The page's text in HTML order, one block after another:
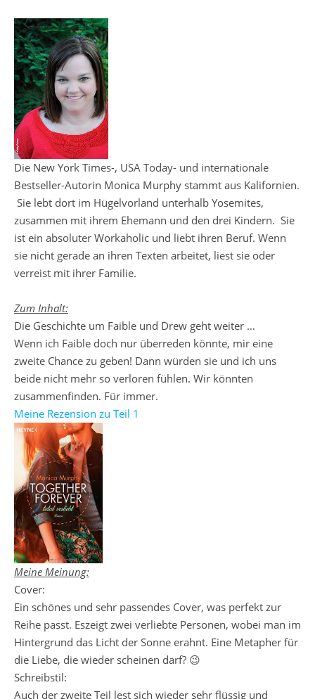
Die New York Times-, USA Today- und internationale
Bestseller-Autorin Monica Murphy stammt aus Kalifornien.
Sie lebt dort im Hügelvorland unterhalb Yosemites,
zusammen mit ihrem Ehemann und den drei Kindern. Sie
ist ein absoluter Workaholic und liebt ihren Beruf. Wenn
sie nicht gerade an ihren Texten arbeitet, liest sie oder
verreist mit ihrer Familie.
Zum Inhalt:
Die Geschichte um Faible und Drew geht weiter …
Wenn ich Faible doch nur überreden könnte, mir eine
zweite Chance zu geben! Dann würden sie und ich uns
beide nicht mehr so verloren fühlen. Wir könnten
zusammenfinden. Für immer.
Meine Rezension zu Teil 1
Meine Meinung:
Cover:
Ein schönes und sehr passendes Cover, was perfekt zur
Reihe passt. Eszeigt zwei verliebte Personen, wobei man im
Hintergrund das Licht der Sonne erahnt. Eine Metapher für
die Liebe, die wieder scheinen darf? 😉
Schreibstil:
Auch der zweite Teil lest sich wieder sehr flüssig und